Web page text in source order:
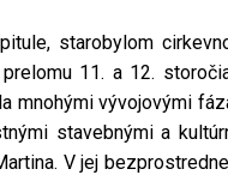
starobylom
11. a 12.
mnohými vývojovými
stavebnými a
V jej